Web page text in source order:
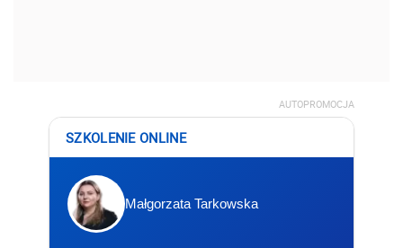
AUTOPROMOCJA
SZKOLENIE ONLINE
Małgorzata Tarkowska